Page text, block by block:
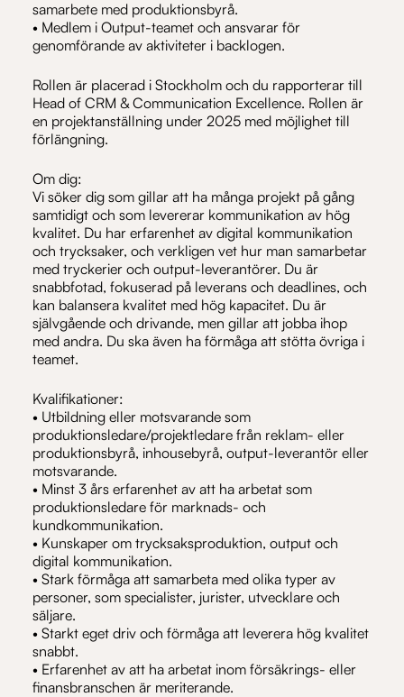
samarbete med produktionsbyrå.
• Medlem i Output-teamet och ansvarar för
genomförande av aktiviteter i backlogen.
Rollen är placerad i Stockholm och du rapporterar till
Head of CRM & Communication Excellence. Rollen är
en projektanställning under 2025 med möjlighet till
förlängning.
Om dig:
Vi söker dig som gillar att ha många projekt på gång
samtidigt och som levererar kommunikation av hög
kvalitet. Du har erfarenhet av digital kommunikation
och trycksaker, och verkligen vet hur man samarbetar
med tryckerier och output-leverantörer. Du är
snabbfotad, fokuserad på leverans och deadlines, och
kan balansera kvalitet med hög kapacitet. Du är
självgående och drivande, men gillar att jobba ihop
med andra. Du ska även ha förmåga att stötta övriga i
teamet.
Kvalifikationer:
• Utbildning eller motsvarande som
produktionsledare/projektledare från reklam- eller
produktionsbyrå, inhousebyrå, output-leverantör eller
motsvarande.
• Minst 3 års erfarenhet av att ha arbetat som
produktionsledare för marknads- och
kundkommunikation.
• Kunskaper om trycksaksproduktion, output och
digital kommunikation.
• Stark förmåga att samarbeta med olika typer av
personer, som specialister, jurister, utvecklare och
säljare.
• Starkt eget driv och förmåga att leverera hög kvalitet
snabbt.
• Erfarenhet av att ha arbetat inom försäkrings- eller
finansbranschen är meriterande.